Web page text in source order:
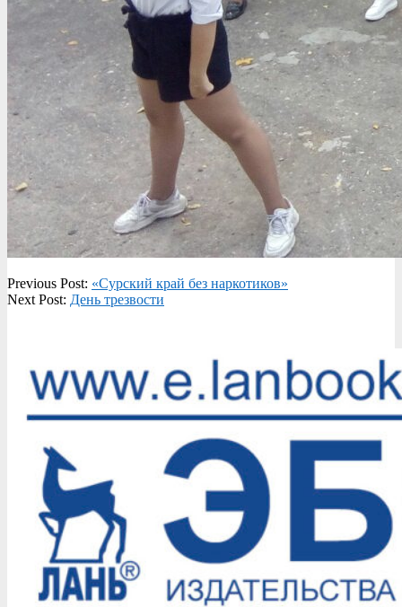
2019-
09-
Previous Post: «Сурский край без наркотиков»
Next Post: День трезвости